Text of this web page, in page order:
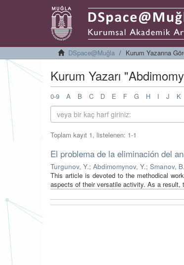
DSpace@Muğla Kurum Yazarına
Kurum Yazarı
0-9 A B C D E F G H I J K
Toplam kayıt 1, listelenen: 1-1
El problema de la eliminación del
Turgunov, Y.; Abdimomynov, Y.; Smanov, B.
This article is devoted to the methodical
aspects of their versatile activity. As a result,